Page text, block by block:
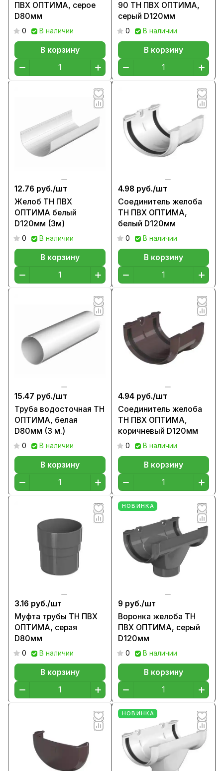
ПВХ ОПТИМА, серое
D80мм
0 В наличии
В корзину
90 ТН ПВХ ОПТИМА,
серый D120мм
0 В наличии
В корзину
12.76 руб./шт
Желоб ТН ПВХ
ОПТИМА белый
D120мм (3м)
0 В наличии
В корзину
4.98 руб./шт
Соединитель желоба
ТН ПВХ ОПТИМА,
белый D120мм
0 В наличии
В корзину
15.47 руб./шт
Труба водосточная ТН
ОПТИМА, белая
D80мм (3 м.)
0 В наличии
В корзину
4.94 руб./шт
Соединитель желоба
ТН ПВХ ОПТИМА,
коричневый D120мм
0 В наличии
В корзину
3.16 руб./шт
Муфта трубы ТН ПВХ
ОПТИМА, серая
D80мм
0 В наличии
В корзину
НОВИНКА
9 руб./шт
Воронка желоба ТН
ПВХ ОПТИМА, серый
D120мм
0 В наличии
В корзину
НОВИНКА